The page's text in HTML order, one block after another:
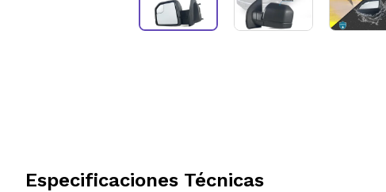
Especificaciones Técnicas